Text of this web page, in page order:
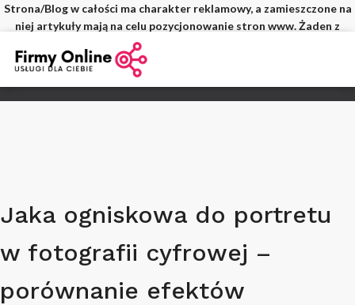
Strona/Blog w całości ma charakter reklamowy, a zamieszczone na
niej artykuły mają na celu pozycjonowanie stron www. Żaden z
wpisów nie pochodzi od użytkowników, a wszystkie zostały
Jaka ogniskowa do portretu
w fotografii cyfrowej –
porównanie efektów